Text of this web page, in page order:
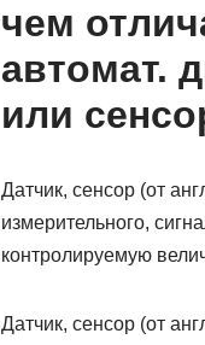
чем
автомат.
или
Датчик, сенсор (от
измерительного,
контролируемую
Датчик, сенсор (от